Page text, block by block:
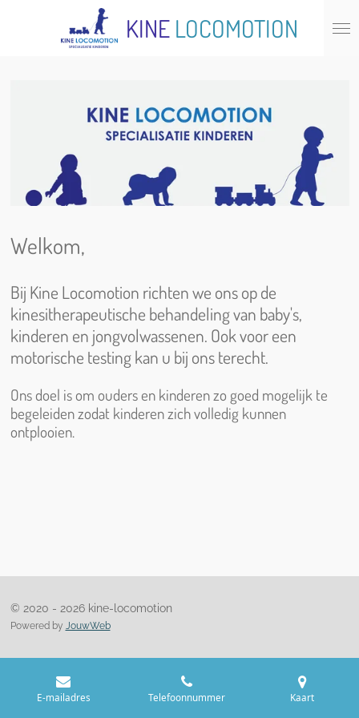
KINE LOCOMOTION
Welkom,
Bij Kine Locomotion richten we ons op de
kinesitherapeutische behandeling van baby's,
kinderen en jongvolwassenen. Ook voor een
motorische testing kan u bij ons terecht.
Ons doel is om ouders en kinderen zo goed mogelijk te
begeleiden zodat kinderen zich volledig kunnen
ontplooien.
© 2020 - 2026 kine-locomotion
Powered by JouwWeb
E-mailadres Telefoonnummer Kaart